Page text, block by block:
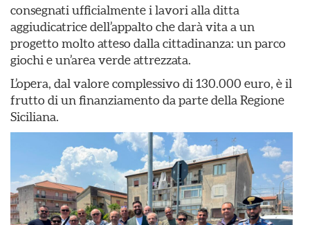
consegnati ufficialmente i lavori alla ditta
aggiudicatrice dell’appalto che darà vita a un
progetto molto atteso dalla cittadinanza: un parco
giochi e un’area verde attrezzata.
L’opera, dal valore complessivo di 130.000 euro, è il
frutto di un finanziamento da parte della Regione
Siciliana.